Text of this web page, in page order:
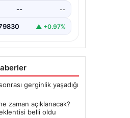
-- --
▲ +0.97%
gerginlik yaşadığı
zaman açıklanacak?
belli oldu